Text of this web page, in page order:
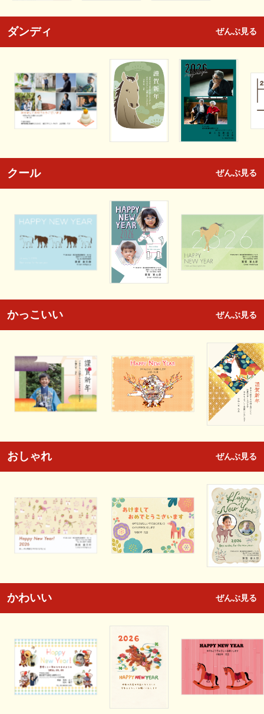
ダンディ ぜんぶ見る
クール ぜんぶ見る
かっこいい ぜんぶ見る
おしゃれ ぜんぶ見る
かわいい ぜんぶ見る